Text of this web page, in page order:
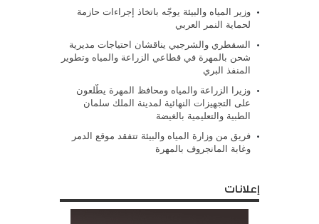
وزير المياه والبيئة يوجّه باتخاذ إجراءات حازمة
لحماية النمر العربي
السقطري والشرجبي يناقشان احتياجات مديرية
شحن بالمهرة في قطاعي الزراعة والمياه وتطوير
المنفذ البري
وزيرا الزراعة والمياه ومحافظ المهرة يطّلعون
على التجهيزات النهائية لمدينة الملك سلمان
الطبية والتعليمية بالغيضة
فريق من وزارة المياه والبيئة تتفقد موقع الدمر
وغابة المانجروف بالمهرة
إعلانات